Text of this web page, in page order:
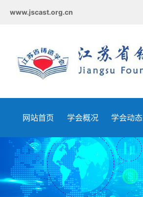
www.jscast.org.cn
网站首页 学会概况 学会动态